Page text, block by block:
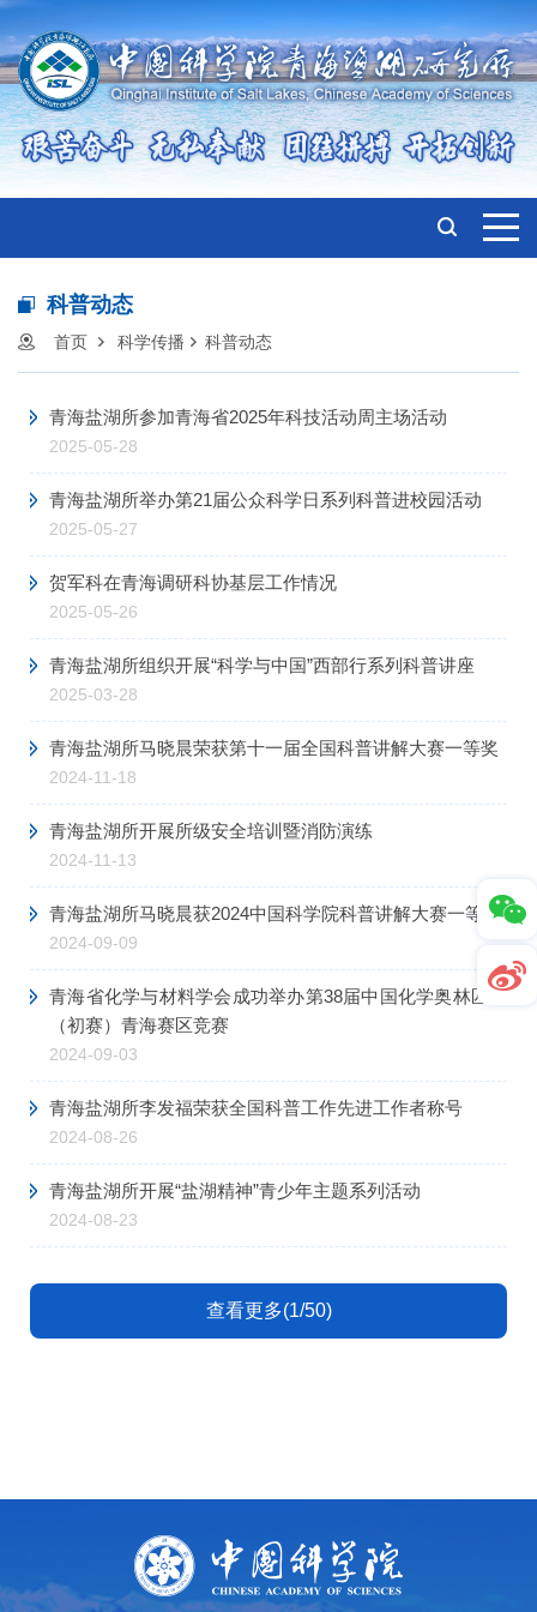
科普动态
首页 科学传播 科普动态
青海盐湖所参加青海省2025年科技活动周主场活动
2025-05-28
青海盐湖所举办第21届公众科学日系列科普进校园活动
2025-05-27
贺军科在青海调研科协基层工作情况
2025-05-26
青海盐湖所组织开展“科学与中国”西部行系列科普讲座
2025-03-28
青海盐湖所马晓晨荣获第十一届全国科普讲解大赛一等奖
2024-11-18
青海盐湖所开展所级安全培训暨消防演练
2024-11-13
青海盐湖所马晓晨获2024中国科学院科普讲解大赛一等奖
2024-09-09
青海省化学与材料学会成功举办第38届中国化学奥林匹克
（初赛）青海赛区竞赛
2024-09-03
青海盐湖所李发福荣获全国科普工作先进工作者称号
2024-08-26
青海盐湖所开展“盐湖精神”青少年主题系列活动
2024-08-23
查看更多(1/50)